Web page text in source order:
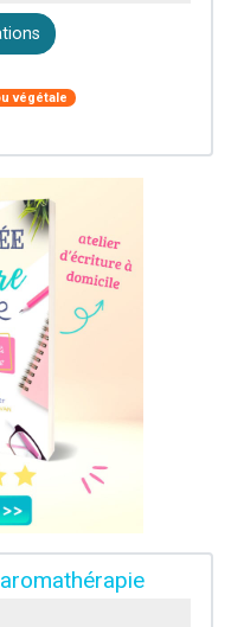
végétale